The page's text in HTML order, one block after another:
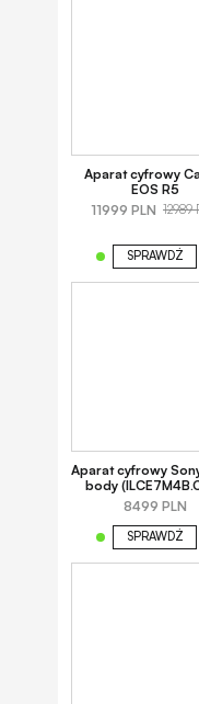
Aparat cyfrowy
EOS R5
11999 PLN 12989
SPRAWDŹ
Aparat cyfrowy
body
8499 PLN
SPRAWDŹ